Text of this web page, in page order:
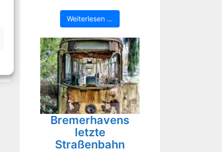
Weiterlesen …
Bremerhavens
letzte
Straßenbahn